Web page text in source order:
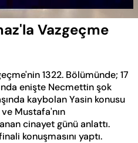
Hızı
Vazgeçme
1322. Bölümünde; 17
enişte Necmettin şok
kaybolan Yasin konusu
Mustafa'nın
cinayet günü anlattı.
konuşmasını yaptı.